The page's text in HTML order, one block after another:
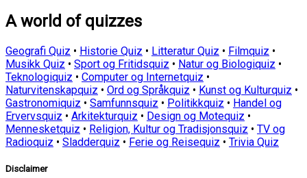
A world of quizzes
Geografi Quiz • Historie Quiz • Litteratur Quiz • Filmquiz •
Musikk Quiz • Sport og Fritidsquiz • Natur og Biologiquiz •
Teknologiquiz • Computer og Internetquiz •
Naturvitenskapquiz • Ord og Språkquiz • Kunst og Kulturquiz •
Gastronomiquiz • Samfunnsquiz • Politikkquiz • Handel og
Ervervsquiz • Arkitekturquiz • Design og Motequiz •
Mennesketquiz • Religion, Kultur og Tradisjonsquiz • TV og
Radioquiz • Sladderquiz • Ferie og Reisequiz • Trivia Quiz
Disclaimer